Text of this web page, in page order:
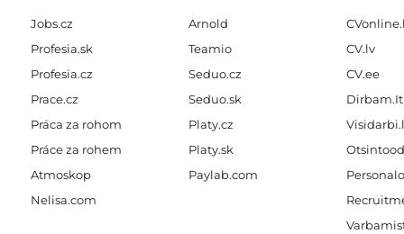
Jobs.cz
Profesia.sk
Profesia.cz
Prace.cz
Práca za rohom
Práce za rohem
Atmoskop
Nelisa.com
Arnold
Teamio
Seduo.cz
Seduo.sk
Platy.cz
Platy.sk
Paylab.com
CV.lv
CV.ee
Dirbam.It